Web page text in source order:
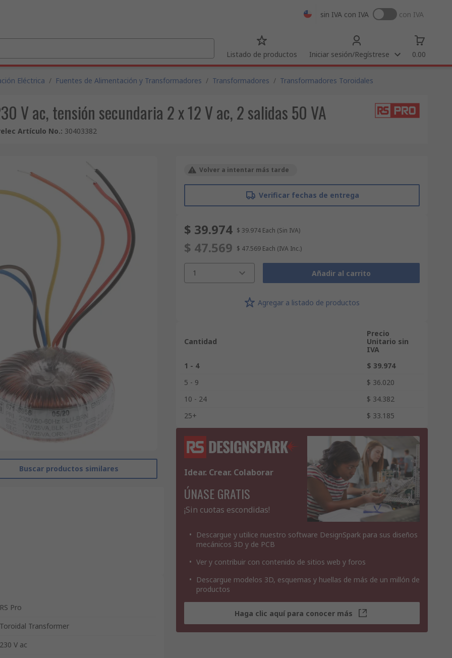
sin IVA con IVA con IVA
Listado de productos Iniciar sesión/Regístrese 0.00
Eléctrica / Fuentes de Alimentación y Transformadores / Transformadores / Transformadores Toroidales
V ac, tensión secundaria 2 x 12 V ac, 2 salidas 50 VA
Artículo No.: 30403382
Buscar productos similares
RS Pro
Toroidal Transformer
230 V ac
Volver a intentar más tarde
Verificar fechas de entrega
$ 39.974 $ 39.974 Each (Sin IVA)
$ 47.569 $ 47.569 Each (IVA Inc.)
1 Añadir al carrito
Agregar a listado de productos
Cantidad
Precio
Unitario sin
IVA
1 - 4
$ 39.974
5 - 9
$ 36.020
10 - 24
$ 34.382
25+
$ 33.185
Idear. Crear. Colaborar
ÚNASE GRATIS
¡Sin cuotas escondidas!
Descargue y utilice nuestro software DesignSpark para sus diseños
mecánicos 3D y de PCB
Ver y contribuir con contenido de sitios web y foros
Descargue modelos 3D, esquemas y huellas de más de un millón de
productos
Haga clic aquí para conocer más